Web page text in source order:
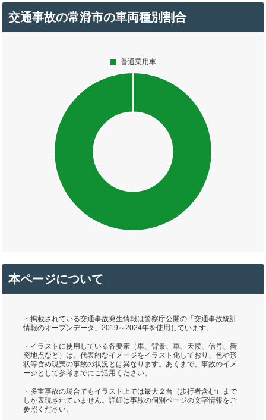
交通事故の常滑市の車両種別割合
本ページについて
・掲載されている交通事故発生情報は警察庁公開の「交通事故統計
情報のオープンデータ」2019～2024年を使用しています。
・イラストに使用している各要素（車、背景、車、天候、信号、衝
突地点など）は、代表的なイメージをイラスト化しており、色や形
状等含め現実の事故の状況とは異なります。あくまで、事故のイメ
ージとして参考までにご活用ください。
・多重事故の場合でもイラスト上では最大２台（歩行者含む）まで
しか表現されていません。詳細は事故の個別ページの文字情報をご
参照ください。